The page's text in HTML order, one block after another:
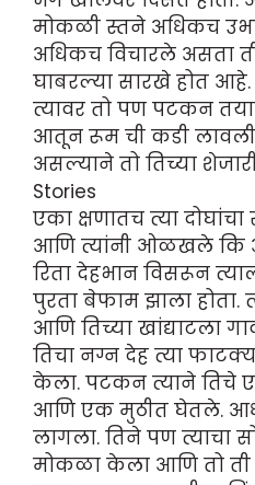
मोकळी स्तने अधिकच
अधिकच विचारले असता
घाबरल्या सारखे होत आहे.
त्यावर तो पण पटकन
आतून रूम ची कडी
असल्याने तो तिच्या
Stories
एका क्षणातच त्या
आणि त्यांनी ओळखले कि
रिता देहभान विसरून
पुरता बेफाम झाला होता.
आणि तिच्या खांद्याटला
तिचा नग्न देह त्या
केला. पटकन त्याने तिचे
आणि एक मुठीत घेतले.
लागला. तिने पण त्याचा
मोकळा केला आणि तो ती